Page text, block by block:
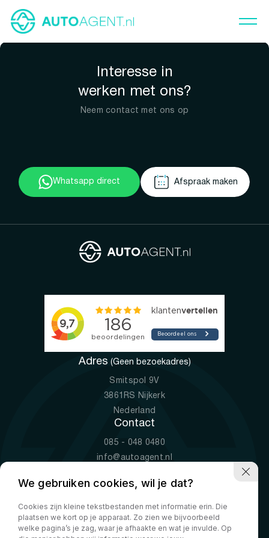
Interesse in
werken met ons?
Neem contact met ons op
Whatsapp direct Afspraak maken
Adres (Geen bezoekadres)
Smitspol 9V
3861RS Nijkerk
Nederland
Contact
085 - 048 0480
info@autoagent.nl
Openingstijden
Ma-Vr
09:00 - 19:00
Za
10:00 - 17:00
We gebruiken cookies, wil je dat?
Cookies zijn kleine tekstbestanden met informatie erin. Die
plaatsen we kort op je apparaat. Zo zien we bijvoorbeeld
welke pagina’s je zag, waar je afhaakte en wat je invulde. Op